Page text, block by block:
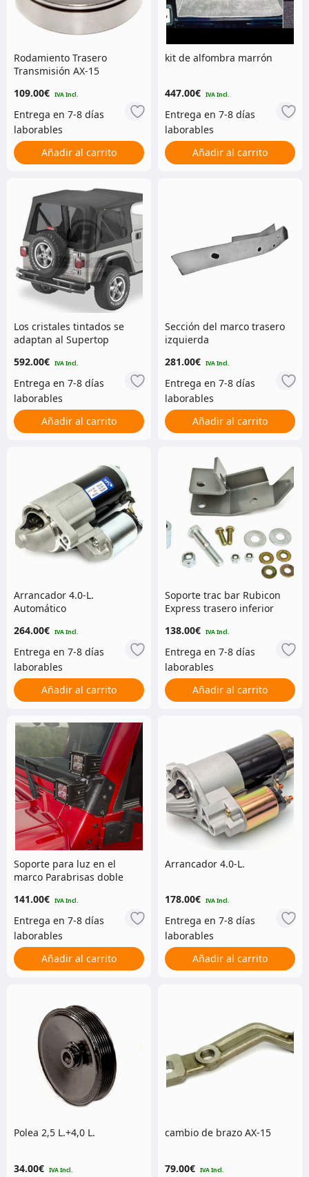
Rodamiento Trasero
Transmisión AX-15
109.00€
Añadir al carrito
kit de alfombra marrón
447.00€
Añadir al carrito
Los cristales tintados se
adaptan al Supertop
592.00€
Añadir al carrito
Sección del marco trasero
izquierda
281.00€
Añadir al carrito
Arrancador 4.0-L.
Automático
264.00€
Añadir al carrito
Soporte trac bar Rubicon
Express trasero inferior
138.00€
Añadir al carrito
Soporte para luz en el
marco Parabrisas doble
141.00€
Añadir al carrito
Arrancador 4.0-L.
178.00€
Añadir al carrito
Polea 2,5 L.+4,0 L.
34.00€
cambio de brazo AX-15
79.00€
CONSIGUE 5% DE DESCUENTO
EN TU COMPRA
Regístrate para recibir el descuento.
¡Regístrame!
NO, GRACIAS